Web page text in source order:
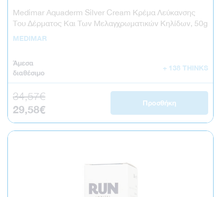
Medimar Aquaderm Silver Cream Κρέμα Λεύκανσης
Του Δέρματος Και Των Μελαγχρωματικών Κηλίδων, 50g
MEDIMAR
Άμεσα
διαθέσιμο
+ 138 THINKS
Κανονική τιμή
34,57€
Τιμή έκπτωσης
29,58€
Προσθήκη